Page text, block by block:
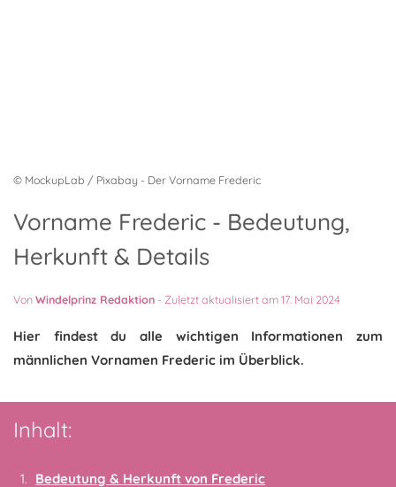
© MockupLab / Pixabay - Der Vorname Frederic
Vorname Frederic - Bedeutung,
Herkunft & Details
VonWindelprinz Redaktion - Zuletzt aktualisiert am 17. Mai 2024
Hier findest du alle wichtigen Informationen zum
männlichen Vornamen Frederic im Überblick.
Inhalt:
Bedeutung & Herkunft von Frederic